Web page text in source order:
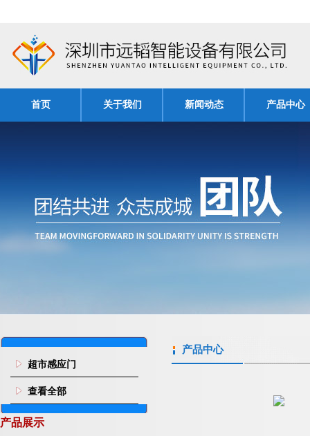
首页 关于我们 新闻动态 产品中心
超市感应门
查看全部
产品展示
产品中心